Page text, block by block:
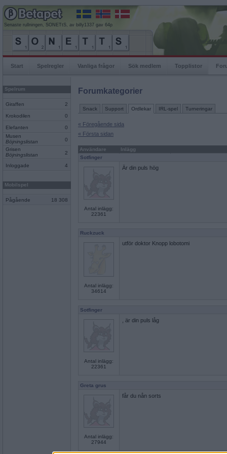
Senaste rullningen, SONETtS, av billy1337 gav 64p
Start Spelregler Vanliga frågor Sök medlem Topplistor
Spelrum
Giraffen 2
Krokodilen 0
Elefanten
0
Musen
Böjningslistan
0
Grisen
Böjningslistan
2
Inloggade 4
Mobilspel
Pågående 18 308
Forumkategorier
Snack Support Ordlekar IRL-spel Turneringar
« Föregående sida
« Första sidan
Användare
Inlägg
Sotfinger
Antal inlägg:
22361
Är din puls hög
Ruckzuck
Antal inlägg:
34614
utför doktor Knopp lobotomi
Sotfinger
Antal inlägg:
22361
, är din puls låg
Greta grus
Antal inlägg:
27944
får du nån sorts